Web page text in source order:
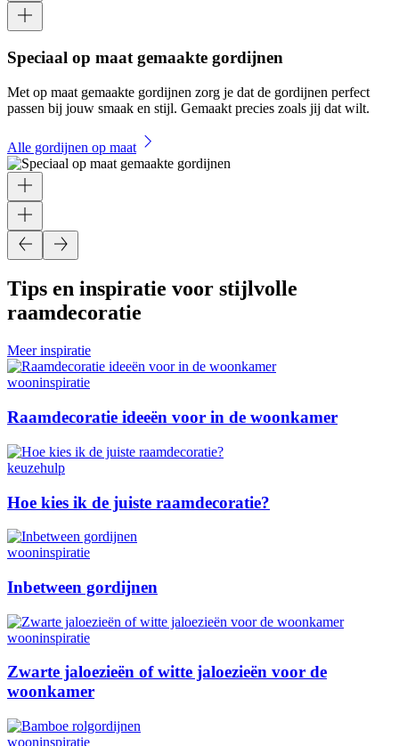
Speciaal op maat gemaakte gordijnen
Met op maat gemaakte gordijnen zorg je dat de gordijnen perfect
passen bij jouw smaak en stijl. Gemaakt precies zoals jij dat wilt.
Alle gordijnen op maat
Tips en inspiratie voor stijlvolle
raamdecoratie
Meer inspiratie
wooninspiratie
Raamdecoratie ideeën voor in de woonkamer
keuzehulp
Hoe kies ik de juiste raamdecoratie?
wooninspiratie
Inbetween gordijnen
wooninspiratie
Zwarte jaloezieën of witte jaloezieën voor de
woonkamer
wooninspiratie